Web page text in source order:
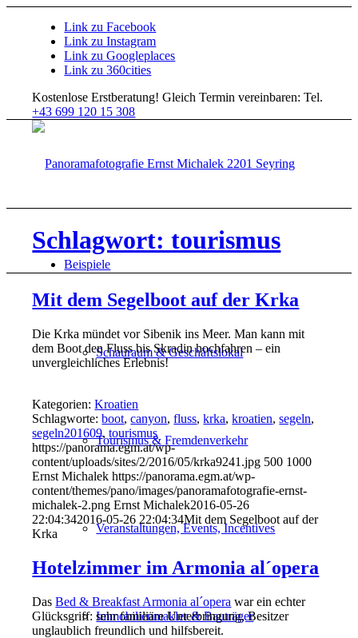
Link zu Facebook
Link zu Instagram
Link zu Googleplaces
Link zu 360cities
Kostenlose Erstberatung! Gleich Termin vereinbaren: Tel.
+43 699 120 15 308
Beispiele
Schauraum & Geschäftslokal
Tourismus & Fremdenverkehr
Veranstaltungen, Events, Incentives
Immobilienmakler & Bauträger
Schlagwort: tourismus
Mit dem Segelboot auf der Krka
Die Krka mündet vor Sibenik ins Meer. Man kann mit
dem Boot den Fluss bis Skradin hochfahren – ein
unvergleichliches Erlebnis!
Kategorien:Kroatien
Schlagworte:boot,canyon,fluss,krka,kroatien,segeln,
segeln201609,tourismus
https://panorama.egm.at/wp-
content/uploads/sites/2/2016/05/krka9241.jpg 500 1000
Ernst Michalek https://panorama.egm.at/wp-
content/themes/pano/images/panoramafotografie-ernst-
michalek-2.png Ernst Michalek2016-05-26
22:04:342016-05-26 22:04:34Mit dem Segelboot auf der
Krka
Hotelzimmer im Armonia al´opera
DasBed & Breakfast Armonia al´opera war ein echter
Glücksgriff: sehr familiäre Unterbringung, Besitzer
unglaublich freundlich und hilfsbereit.